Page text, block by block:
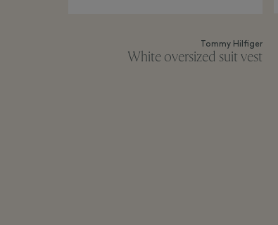
Tommy Hilfiger
White oversized suit vest